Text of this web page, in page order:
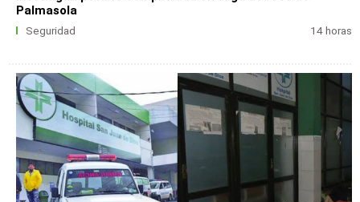
Palmasola
Seguridad 14 horas